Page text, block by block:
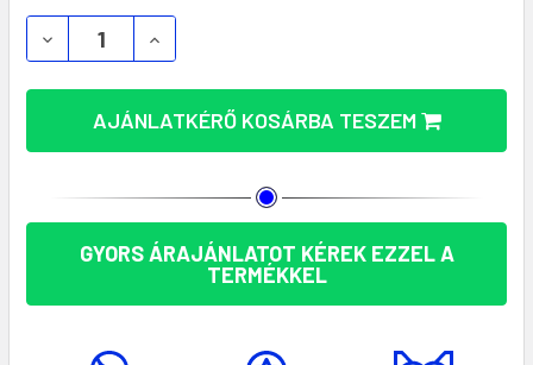
TIMBU UNISEX POLIÉSZTER KALAP - ELEGÁNS
TIMBU UNISEX POLIÉSZTER KALAP -
AJÁNLATKÉRŐ KOSÁRBA TESZEM
GYORS ÁRAJÁNLATOT KÉREK EZZEL A
TERMÉKKEL